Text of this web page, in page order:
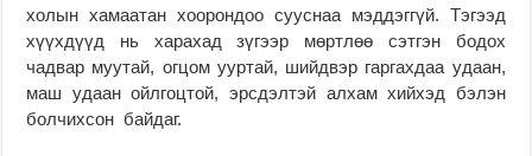
холын хамаатан хоорондоо сууснаа мэддэггүй. Тэгээд
хүүхдүүд нь харахад зүгээр мөртлөө сэтгэн бодох
чадвар муутай, огцом ууртай, шийдвэр гаргахдаа удаан,
маш удаан ойлгоцтой, эрсдэлтэй алхам хийхэд бэлэн
болчихсон байдаг.